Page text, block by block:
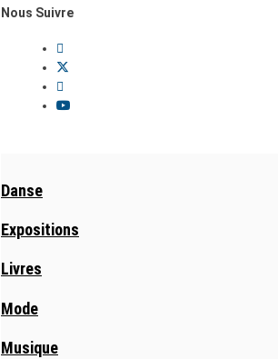
Nous Suivre
Danse
Expositions
Livres
Mode
Musique